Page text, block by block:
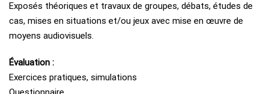
Exposés théoriques et travaux de groupes, débats, études de
cas, mises en situations et/ou jeux avec mise en œuvre de
moyens audiovisuels.
Évaluation :
Exercices pratiques, simulations